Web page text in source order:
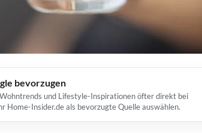
bevorzugen
und Lifestyle-Inspirationen öfter direkt bei
Home-Insider.de als bevorzugte Quelle auswählen.